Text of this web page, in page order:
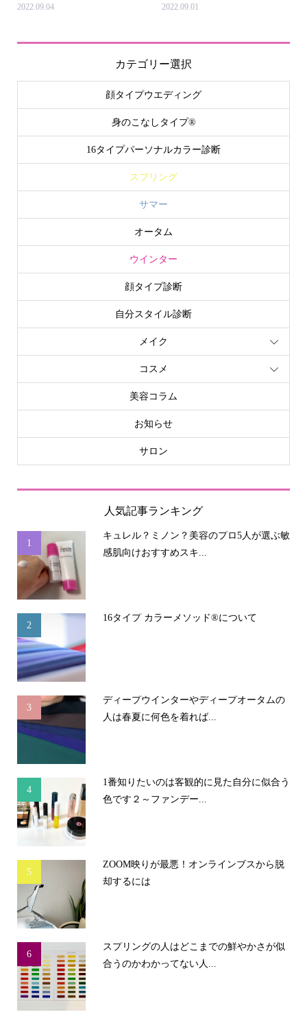
2022.09.04 2022.09.01
カテゴリー選択
顔タイプウエディング
身のこなしタイプ®
16タイプパーソナルカラー診断
スプリング
サマー
オータム
ウインター
顔タイプ診断
自分スタイル診断
メイク
コスメ
美容コラム
お知らせ
サロン
人気記事ランキング
1
キュレル？ミノン？美容のプロ5人が選ぶ敏
感肌向けおすすめスキ...
2
16タイプ カラーメソッド®について
3
ディープウインターやディープオータムの
人は春夏に何色を着れば...
4
1番知りたいのは客観的に見た自分に似合う
色です２～ファンデー...
5
ZOOM映りが最悪！オンラインブスから脱
却するには
6
スプリングの人はどこまでの鮮やかさが似
合うのかわかってない人...